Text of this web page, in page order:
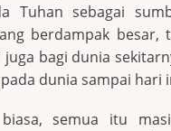
Tuhan sebagai
berdampak besar,
bagi dunia
dunia sampai hari
semua itu